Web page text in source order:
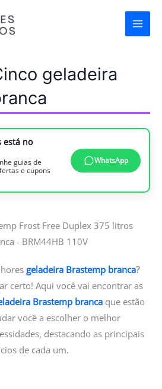
geladeira
está no
guias de
e cupons
WhatsApp
geladeira Brastemp branca?
certo! Aqui você vai encontrar as
Brastemp branca que estão
você a escolher o melhor
destacando as principais
de cada um.